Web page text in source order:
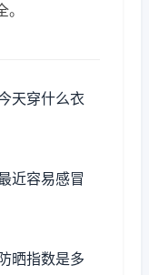
天穿什么衣
近容易感冒
晒指数是多